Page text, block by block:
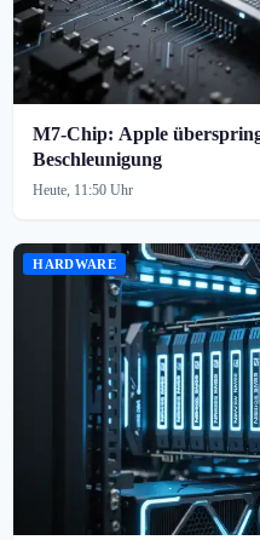
M7-Chip: Apple
Beschleunigung
Heute, 11:50 Uhr
HARDWARE